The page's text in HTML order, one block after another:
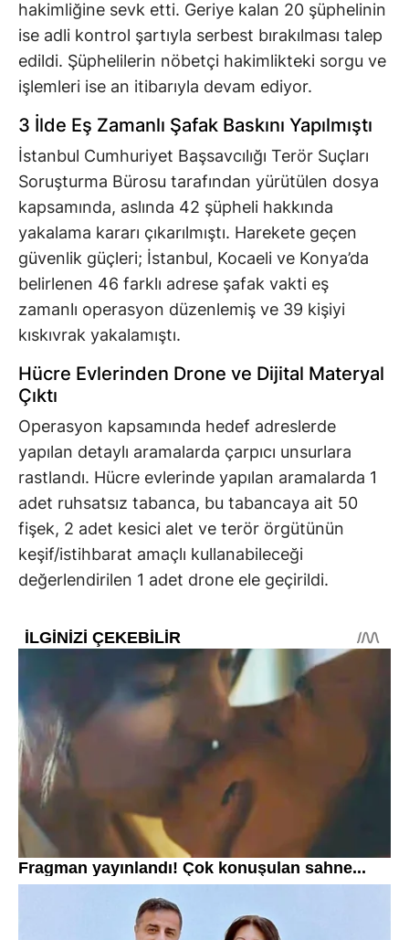
hakimliğine sevk etti. Geriye kalan 20 şüphelinin
ise adli kontrol şartıyla serbest bırakılması talep
edildi. Şüphelilerin nöbetçi hakimlikteki sorgu ve
işlemleri ise an itibarıyla devam ediyor.
3 İlde Eş Zamanlı Şafak Baskını Yapılmıştı
İstanbul Cumhuriyet Başsavcılığı Terör Suçları
Soruşturma Bürosu tarafından yürütülen dosya
kapsamında, aslında 42 şüpheli hakkında
yakalama kararı çıkarılmıştı. Harekete geçen
güvenlik güçleri; İstanbul, Kocaeli ve Konya’da
belirlenen 46 farklı adrese şafak vakti eş
zamanlı operasyon düzenlemiş ve 39 kişiyi
kıskıvrak yakalamıştı.
Hücre Evlerinden Drone ve Dijital Materyal
Çıktı
Operasyon kapsamında hedef adreslerde
yapılan detaylı aramalarda çarpıcı unsurlara
rastlandı. Hücre evlerinde yapılan aramalarda 1
adet ruhsatsız tabanca, bu tabancaya ait 50
fişek, 2 adet kesici alet ve terör örgütünün
keşif/istihbarat amaçlı kullanabileceği
değerlendirilen 1 adet drone ele geçirildi.